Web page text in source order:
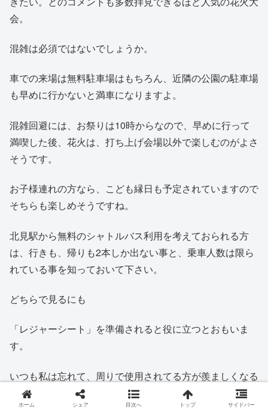
会。
混雑は必須ではないでしょうか。
車での来場は無料駐車場はもちろん、近隣の公園の駐車場
も早めに行かないと満車になりますよ。
混雑回避には、お祭りは10時からなので、早めに行って
満喫した後、花火は、打ち上げ会場以外で楽しむのがよさ
そうです。
お子様連れの方なら、こども縁日も予定されていますので
そちらも楽しめそうですね。
北見駅から無料のシャトルバス利用を考えておられる方
は、行きも、帰りも2本しか出ない事と、乗車人数は限ら
れている事を知っておいて下さい。
どちらで見るにも
「レジャーシート」を準備されると役に立つとおもいま
す。
いつも私は忘れて、周りで使用されてる方が羨ましくなる
ので、私のように忘れず準備してくださいね。
ホーム シェア 目次へ トップ サイドバー